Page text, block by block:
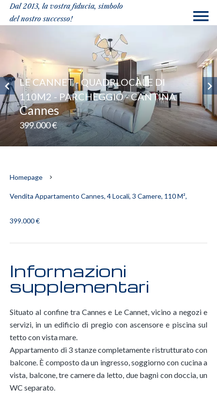
Dal 2013, la vostra fiducia, simbolo
del nostro successo!
LE CANNET - QUADRLOCALE DI
110M2 - PARCHEGGIO - CANTINA
Cannes
399.000 €
Homepage
Vendita Appartamento Cannes, 4 Locali, 3 Camere, 110 M²,
399.000 €
Informazioni
supplementari
Situato al confine tra Cannes e Le Cannet, vicino a negozi e
servizi, in un edificio di pregio con ascensore e piscina sul
tetto con vista mare.
Appartamento di 3 stanze completamente ristrutturato con
balcone. È composto da un ingresso, soggiorno con cucina a
vista, balcone, tre camere da letto, due bagni con doccia, un
WC separato.